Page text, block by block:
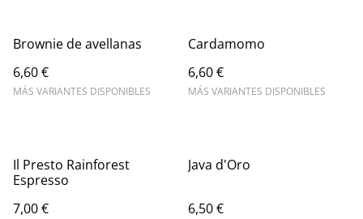
Brownie de avellanas
6,60 €
MÁS VARIANTES DISPONIBLES
Cardamomo
6,60 €
MÁS VARIANTES DISPONIBLES
Il Presto Rainforest
Espresso
7,00 €
Java d'Oro
6,50 €